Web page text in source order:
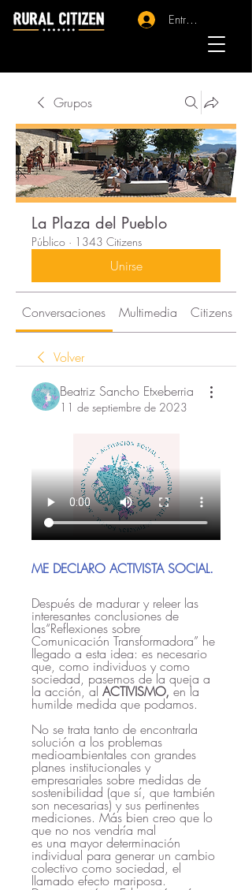
Entrar - Registro
Grupos
La Plaza del Pueblo
Público · 1343 Citizens
Unirse
Conversaciones Multimedia Citizens
Volver
Beatriz Sancho Etxeberria
11 de septiembre de 2023
ME DECLARO ACTIVISTA SOCIAL.
Después de madurar y releer las
interesantes conclusiones de
las“Reflexiones sobre
Comunicación Transformadora” he
llegado a esta idea: es necesario
que, como individuos y como
sociedad, pasemos de la queja a
la acción, al ACTIVISMO, en la
humilde medida que podamos.
No se trata tanto de encontrarla
solución a los problemas
medioambientales con grandes
planes institucionales y
empresariales sobre medidas de
sostenibilidad (que sí, que también
son necesarias) y sus pertinentes
mediciones. Más bien creo que lo
que no nos vendría mal
es una mayor determinación
individual para generar un cambio
colectivo como sociedad, el
llamado efecto mariposa.